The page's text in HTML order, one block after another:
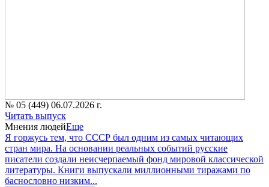
№ 05 (449) 06.07.2026 г.
Читать выпуск
Мнения людейЕще
Я горжусь тем, что СССР был одним из самых читающих
стран мира. На основании реальных событий русские
писатели создали неисчерпаемый фонд мировой классической
литературы. Книги выпускали миллионными тиражами по
баснословно низким...